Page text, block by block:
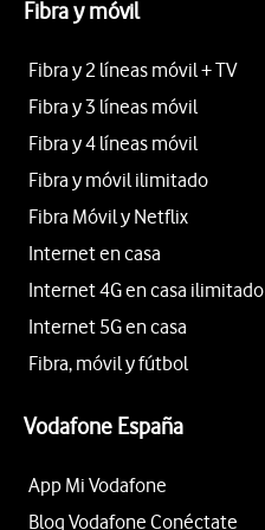
Fibra y móvil
Fibra y 2 líneas móvil + TV
Fibra y 3 líneas móvil
Fibra y 4 líneas móvil
Fibra y móvil ilimitado
Fibra Móvil y Netflix
Internet en casa
Internet 4G en casa ilimitado
Internet 5G en casa
Fibra, móvil y fútbol
Vodafone España
App Mi Vodafone
Blog Vodafone Conéctate